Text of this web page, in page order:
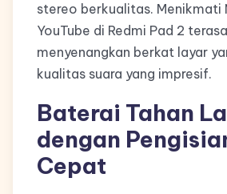
stereo berkualitas. Menikmati
YouTube di Redmi Pad 2
menyenangkan berkat layar
kualitas suara yang impresif.
Baterai Tahan
dengan
Cepat